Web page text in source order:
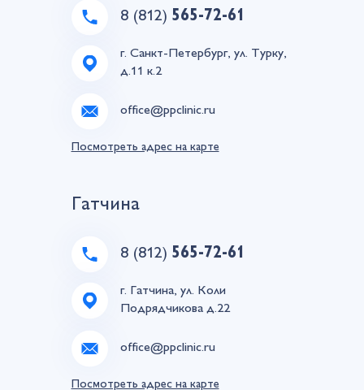
8 (812) 565-72-61
г. Санкт-Петербург, ул. Турку,
д.11 к.2
office@ppclinic.ru
Посмотреть адрес на карте
Гатчина
8 (812) 565-72-61
г. Гатчина, ул. Коли
Подрядчикова д.22
office@ppclinic.ru
Посмотреть адрес на карте